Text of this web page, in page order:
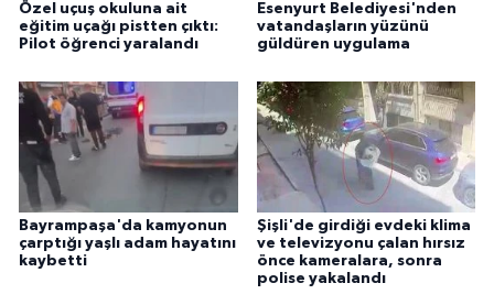
Özel uçuş okuluna ait
eğitim uçağı pistten çıktı:
Pilot öğrenci yaralandı
Esenyurt Belediyesi'nden
vatandaşların yüzünü
güldüren uygulama
Bayrampaşa'da kamyonun
çarptığı yaşlı adam hayatını
kaybetti
Şişli'de girdiği evdeki klima
ve televizyonu çalan hırsız
önce kameralara, sonra
polise yakalandı